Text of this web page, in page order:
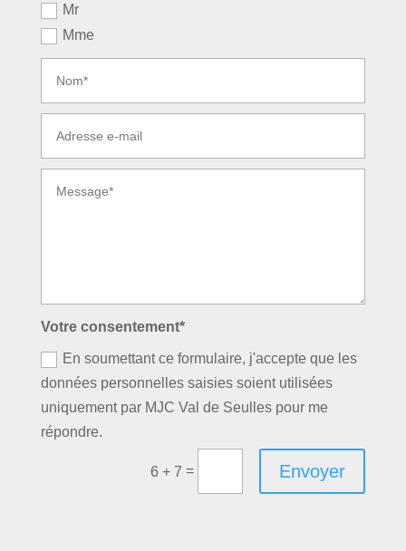
Mr
Mme
Votre consentement*
En soumettant ce formulaire, j'accepte que les
données personnelles saisies soient utilisées
uniquement par MJC Val de Seulles pour me
répondre.
6 + 7 = Envoyer